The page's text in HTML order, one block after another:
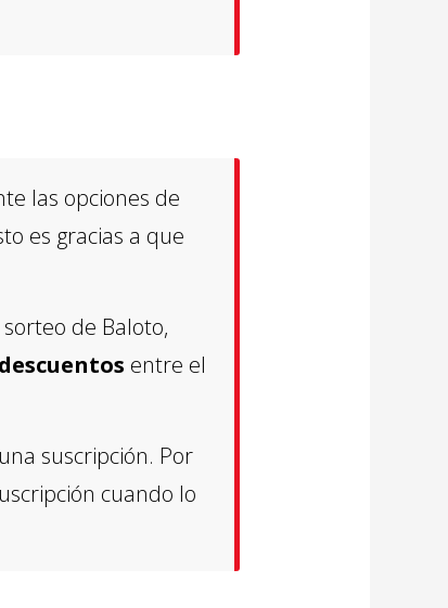
las opciones de
es gracias a que
de Baloto,
descuentos entre el
suscripción. Por
cuando lo